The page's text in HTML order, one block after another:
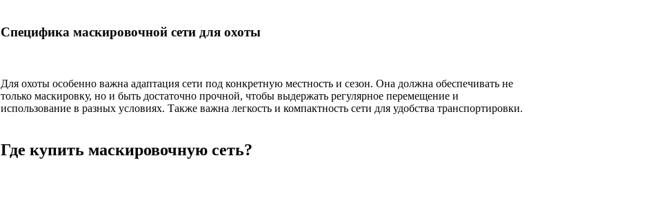
Специфика маскировочной сети для охоты
Для охоты особенно важна адаптация сети под конкретную местность и сезон. Она должна обеспечивать не
только маскировку, но и быть достаточно прочной, чтобы выдержать регулярное перемещение и
использование в разных условиях. Также важна легкость и компактность сети для удобства транспортировки.
Где купить маскировочную сеть?